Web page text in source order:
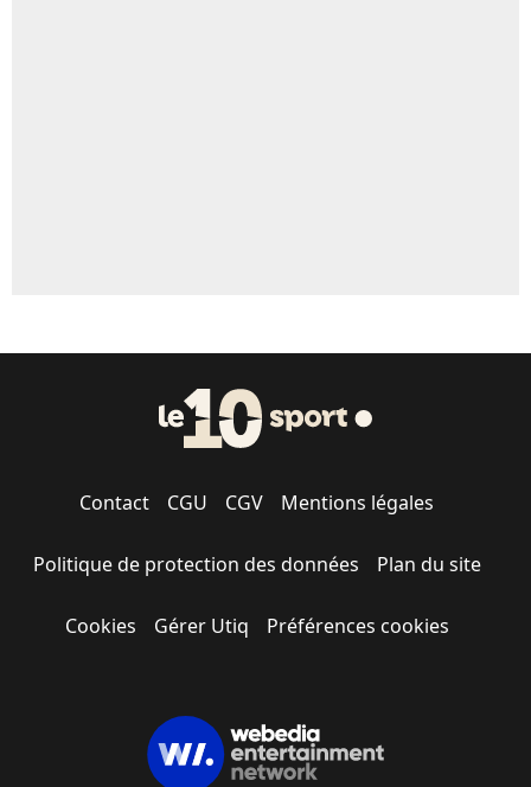
Contact CGU CGV Mentions légales
Politique de protection des données Plan du site
Cookies Gérer Utiq Préférences cookies